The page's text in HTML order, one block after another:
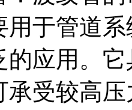
用于管道
的应用。
承受较高